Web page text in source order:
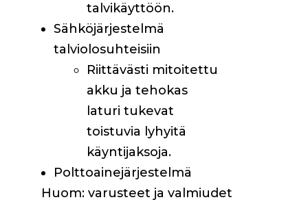
talvikäyttöön.
Sähköjärjestelmä
talviolosuhteisiin
Riittävästi mitoitettu
akku ja tehokas
laturi tukevat
toistuvia lyhyitä
käyntijaksoja.
Polttoainejärjestelmä
Huom: varusteet ja valmiudet